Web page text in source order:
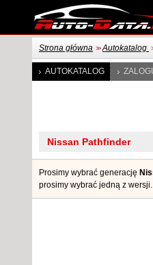
Strona główna >> Autokatalog
AUTOKATALOG
Prosimy wybrać generację
prosimy wybrać jedną z wersji.